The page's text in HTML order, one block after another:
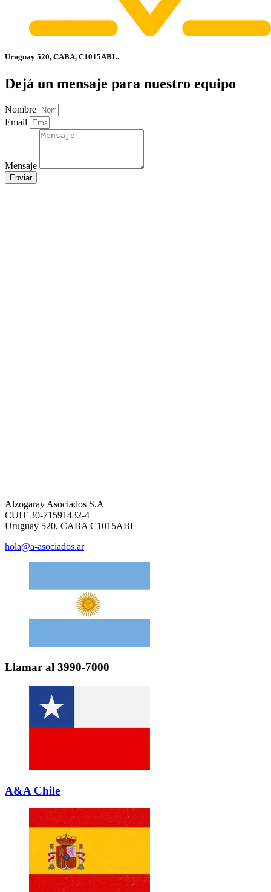
Uruguay 520, CABA, C1015ABL.
Dejá un mensaje para nuestro equipo
Nombre
Email
Mensaje
Enviar
Alzogaray Asociados S.A
CUIT 30-71591432-4
Uruguay 520, CABA C1015ABL
hola@a-asociados.ar
Llamar al 3990-7000
A&A Chile